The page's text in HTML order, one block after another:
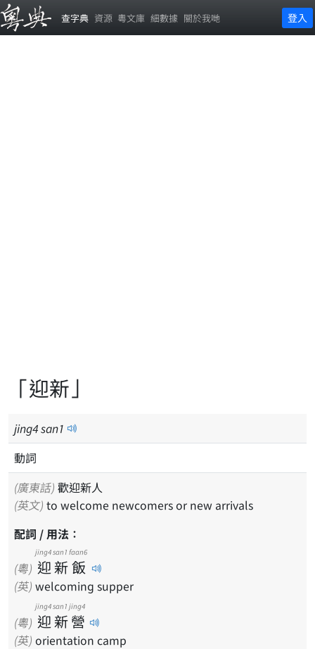
查字典 資源 粵文庫 細數據 關於我哋 登入
「迎新」
jing4san1
動詞
(廣東話) 歡迎新人
(英文) to welcome newcomers or new arrivals
配詞 / 用法：
(粵) 迎
jing4
新
san1
飯
faan6
(英) welcoming supper
(粵) 迎
jing4
新
san1
營
jing4
(英) orientation camp